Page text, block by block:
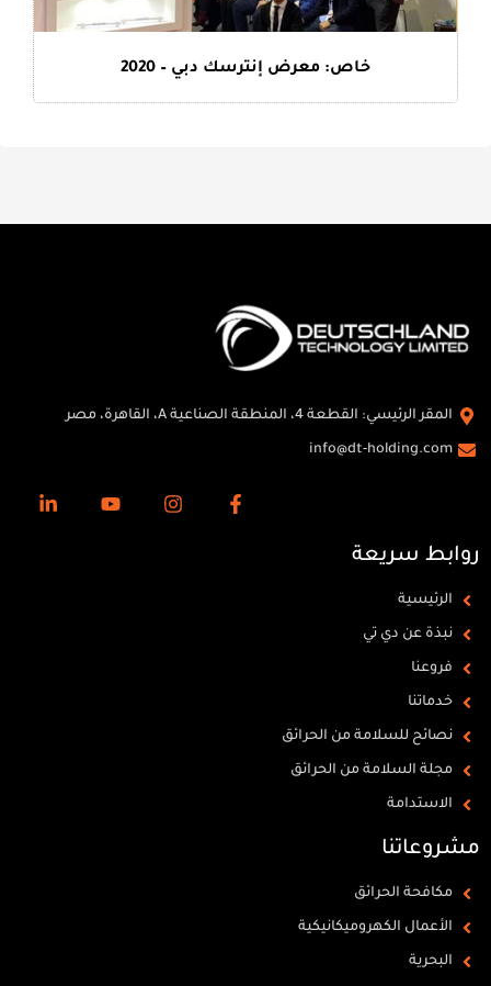
خاص: معرض إنترسك دبي – 2020
المقر الرئيسي: القطعة 4، المنطقة الصناعية A، القاهرة، مصر
info@dt-holding.com
روابط سريعة
الرئيسية
نبذة عن دي تي
فروعنا
خدماتنا
نصائح للسلامة من الحرائق
مجلة السلامة من الحرائق
الاستدامة
مشروعاتنا
مكافحة الحرائق
الأعمال الكهروميكانيكية
البحرية